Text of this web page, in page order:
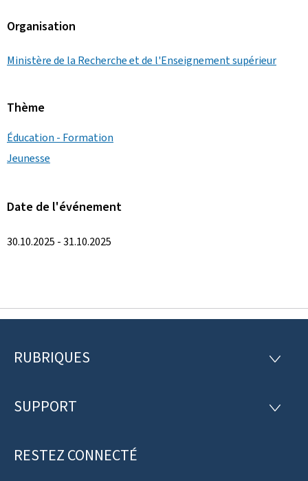
Organisation
Ministère de la Recherche et de l'Enseignement supérieur
Thème
Éducation - Formation
Jeunesse
Date de l'événement
30.10.2025 - 31.10.2025
P
e
d
RUBRIQUES
R
R
SUPPORT
S
RESTEZ CONNECTÉ